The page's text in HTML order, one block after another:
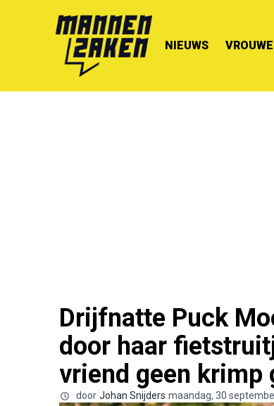
NIEUWS
Drijfnatte Puck
door haar
vriend geen krimp
door Johan Snijders maandag, 30